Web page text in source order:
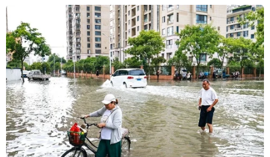
Phạm Hồng Sơn (tên khai sinh PhạmThành
Chính), sinh năm 1923 tại xã Hưng Nhân, huyện
Hưng Nguyên, tỉnh Nghệ An;trú tại số nhà 59A,
phố Lý Nam Đế, phường Cửa Đông, quận Hoàn
Kiếm, thành phố HàNội. Đảng viên Đảng Cộng
sản Việt Nam. Cán bộ Tiền khởi nghĩa. Nguyên:
Tham Mưutrưởng Quân khu Hữu Ngạn (nay là
Quân khu 3); Phó Viện trưởng Viện Khoa học
Quânsự; Phó Giám đốc Học viện Quân sự cấp